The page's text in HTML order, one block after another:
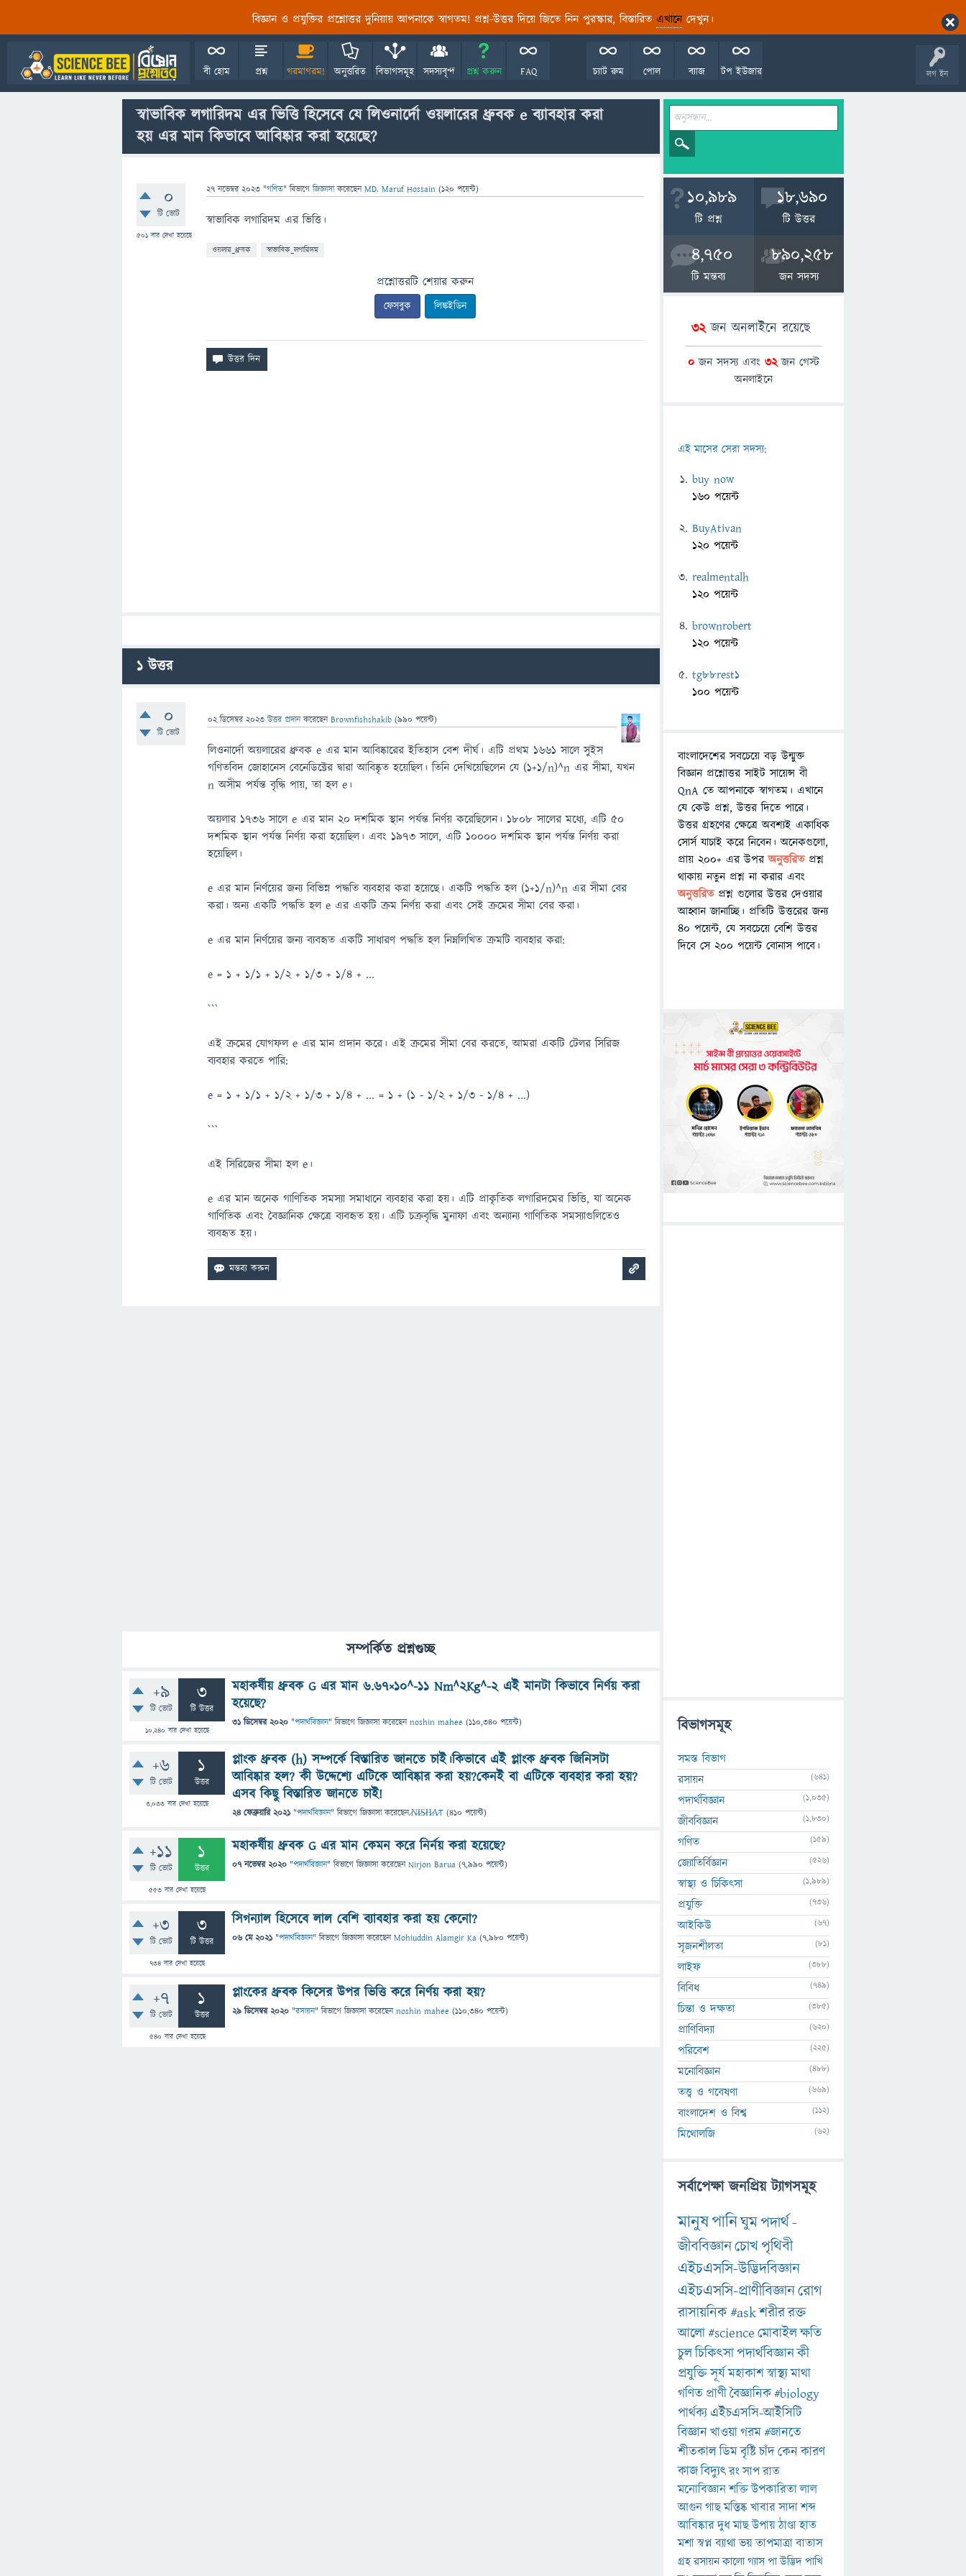
বিজ্ঞান ও প্রযুক্তির প্রশ্নোত্তর দুনিয়ায় আপনাকে স্বাগতম! প্রশ্ন-উত্তর দিয়ে জিতে নিন পুরস্কার, বিস্তারিত এখানেদেখুন।
লগ ইন
বী হোম প্রশ্ন গরমাগরম! অনুত্তরিত বিভাগসমূহ সদস্যবৃন্দ প্রশ্ন করুন FAQ টপ ইউজার
ব্যাজ
পোল
চ্যাট রুম
স্বাভাবিক লগারিদম এর ভিত্তি হিসেবে যে লিওনার্দো ওয়লারের ধ্রুবক e ব্যাবহার করা
হয় এর মান কিভাবে আবিষ্কার করা হয়েছে?
0
টি ভোট
501 বার দেখা হয়েছে
27 নভেম্বর 2023 "গণিত" বিভাগে জিজ্ঞাসাকরেছেনMD. Maruf Hossain (120 পয়েন্ট)
স্বাভাবিক লগারিদম এর ভিত্তি।
ওয়লার_ধ্রুবক স্বাভাবিক_লগারিদম
প্রশ্নোত্তরটি শেয়ার করুন
ফেসবুক লিঙ্কইডিন
1উত্তর
0
টি ভোট
02 ডিসেম্বর 2023 উত্তর প্রদান করেছেনBrownfishshakib (990 পয়েন্ট)
লিওনার্দো অয়লারের ধ্রুবক e এর মান আবিষ্কারের ইতিহাস বেশ দীর্ঘ। এটি প্রথম ১৬৬১ সালে সুইস
গণিতবিদ জোহানেস বেনেডিক্টের দ্বারা আবিষ্কৃত হয়েছিল। তিনি দেখিয়েছিলেন যে (1+1/n)^n এর সীমা, যখন
n অসীম পর্যন্ত বৃদ্ধি পায়, তা হল e।
অয়লার ১৭৩৬ সালে e এর মান 20 দশমিক স্থান পর্যন্ত নির্ণয় করেছিলেন। ১৮০৮ সালের মধ্যে, এটি ৫০
দশমিক স্থান পর্যন্ত নির্ণয় করা হয়েছিল। এবং ১৯৭৩ সালে, এটি ১০০০০ দশমিক স্থান পর্যন্ত নির্ণয় করা
হয়েছিল।
e এর মান নির্ণয়ের জন্য বিভিন্ন পদ্ধতি ব্যবহার করা হয়েছে। একটি পদ্ধতি হল (1+1/n)^n এর সীমা বের
করা। অন্য একটি পদ্ধতি হল e এর একটি ক্রম নির্ণয় করা এবং সেই ক্রমের সীমা বের করা।
e এর মান নির্ণয়ের জন্য ব্যবহৃত একটি সাধারণ পদ্ধতি হল নিম্নলিখিত ক্রমটি ব্যবহার করা:
e = 1 + 1/1 + 1/2 + 1/3 + 1/4 + ...
```
এই ক্রমের যোগফল e এর মান প্রদান করে। এই ক্রমের সীমা বের করতে, আমরা একটি টেলর সিরিজ
ব্যবহার করতে পারি:
e = 1 + 1/1 + 1/2 + 1/3 + 1/4 + ... = 1 + (1 - 1/2 + 1/3 - 1/4 + ...)
```
এই সিরিজের সীমা হল e।
e এর মান অনেক গাণিতিক সমস্যা সমাধানে ব্যবহার করা হয়। এটি প্রাকৃতিক লগারিদমের ভিত্তি, যা অনেক
গাণিতিক এবং বৈজ্ঞানিক ক্ষেত্রে ব্যবহৃত হয়। এটি চক্রবৃদ্ধি মুনাফা এবং অন্যান্য গাণিতিক সমস্যাগুলিতেও
ব্যবহৃত হয়।
সম্পর্কিত প্রশ্নগুচ্ছ
+9
টি ভোট
3
টি উত্তর
10,240 বার দেখা হয়েছে
মহাকর্ষীয় ধ্রুবক G এর মান 6.67×10^-11 Nm^2Kg^-2 এই মানটা কিভাবে নির্ণয় করা
হয়েছে?
31 ডিসেম্বর 2020 "পদার্থবিজ্ঞান" বিভাগে জিজ্ঞাসাকরেছেনnoshin mahee (110,340 পয়েন্ট)
+6
টি ভোট
1
উত্তর
3,033 বার দেখা হয়েছে
প্লাংক ধ্রুবক (h) সম্পর্কে বিস্তারিত জানতে চাই।কিভাবে এই প্লাংক ধ্রুবক জিনিসটা
আবিষ্কার হল? কী উদ্দেশ্যে এটিকে আবিষ্কার করা হয়?কেনই বা এটিকে ব্যবহার করা হয়?
এসব কিছু বিস্তারিত জানতে চাই!
24 ফেব্রুয়ারি 2021 "পদার্থবিজ্ঞান" বিভাগে জিজ্ঞাসাকরেছেন̷N̷I̷S̷H̷A̷T (410 পয়েন্ট)
+11
টি ভোট
1
উত্তর
553 বার দেখা হয়েছে
মহাকর্ষীয় ধ্রুবক G এর মান কেমন করে নির্নয় করা হয়েছে?
07 নভেম্বর 2020 "পদার্থবিজ্ঞান" বিভাগে জিজ্ঞাসাকরেছেনNirjon Barua (7,990 পয়েন্ট)
+3
টি ভোট
3
টি উত্তর
734 বার দেখা হয়েছে
সিগন্যাল হিসেবে লাল বেশি ব্যাবহার করা হয় কেনো?
06 মে 2021 "পদার্থবিজ্ঞান" বিভাগে জিজ্ঞাসাকরেছেনMohiuddin Alamgir Ka (7,980 পয়েন্ট)
+7
টি ভোট
1
উত্তর
540 বার দেখা হয়েছে
প্লাংকের ধ্রুবক কিসের উপর ভিত্তি করে নির্ণয় করা হয়?
29 ডিসেম্বর 2020 "রসায়ন" বিভাগে জিজ্ঞাসাকরেছেনnoshin mahee (110,340 পয়েন্ট)
10,989
টি প্রশ্ন
18,690
টি উত্তর
4,750
টি মন্তব্য
890,258
জন সদস্য
32জন অনলাইনে রয়েছে
0 জন সদস্য এবং 32জন গেস্ট
অনলাইনে
এই মাসের সেরা সদস্য:
buy now
160 পয়েন্ট
BuyAtivan
120 পয়েন্ট
realmentalh
120 পয়েন্ট
brownrobert
120 পয়েন্ট
tg88rest1
100 পয়েন্ট
বাংলাদেশের সবচেয়ে বড় উন্মুক্ত
বিজ্ঞান প্রশ্নোত্তর সাইট সায়েন্স বী
QnA তে আপনাকে স্বাগতম। এখানে
যে কেউ প্রশ্ন, উত্তর দিতে পারে।
উত্তর গ্রহণের ক্ষেত্রে অবশ্যই একাধিক
সোর্স যাচাই করে নিবেন। অনেকগুলো,
প্রায় ২০০+ এর উপরঅনুত্তরিতপ্রশ্ন
থাকায় নতুন প্রশ্ন না করার এবং
অনুত্তরিত প্রশ্ন গুলোর উত্তর দেওয়ার
আহ্বান জানাচ্ছি। প্রতিটি উত্তরের জন্য
৪০ পয়েন্ট, যে সবচেয়ে বেশি উত্তর
দিবে সে ২০০ পয়েন্ট বোনাস পাবে।
বিভাগসমূহ
সমস্ত বিভাগ
রসায়ন
(641)
পদার্থবিজ্ঞান (1,035)
জীববিজ্ঞান (1,830)
গণিত (159)
জ্যোতির্বিজ্ঞান (526)
স্বাস্থ্য ও চিকিৎসা (1,989)
প্রযুক্তি (736)
আইকিউ (67)
সৃজনশীলতা (81)
লাইফ (388)
বিবিধ (749)
চিন্তা ও দক্ষতা (385)
প্রাণিবিদ্যা (620)
পরিবেশ (225)
মনোবিজ্ঞান (488)
তত্ত্ব ও গবেষণা (669)
বাংলাদেশ ও বিশ্ব (112)
মিথোলজি (62)
সর্বাপেক্ষা জনপ্রিয় ট্যাগসমূহ
মানুষপানিঘুমপদার্থ-
জীববিজ্ঞানচোখপৃথিবী
এইচএসসি-উদ্ভিদবিজ্ঞান
এইচএসসি-প্রাণীবিজ্ঞানরোগ
রাসায়নিক#askশরীররক্ত
আলো#scienceমোবাইলক্ষতি
চুলচিকিৎসাপদার্থবিজ্ঞানকী
প্রযুক্তিসূর্যমহাকাশস্বাস্থ্যমাথা
গণিত প্রাণীবৈজ্ঞানিক#biology
পার্থক্য এইচএসসি-আইসিটি
বিজ্ঞানখাওয়াগরম#জানতে
শীতকালডিমবৃষ্টিচাঁদকেনকারণ
কাজবিদ্যুৎরংসাপরাত
মনোবিজ্ঞানশক্তিউপকারিতালাল
আগুনগাছমস্তিষ্কখাবারসাদাশব্দ
আবিষ্কারদুধমাছউপায়ঠাণ্ডাহাত
মশাস্বপ্নব্যাথাভয়তাপমাত্রাবাতাস
গ্রহরসায়নকালোগ্যাসপাউদ্ভিদপাখি